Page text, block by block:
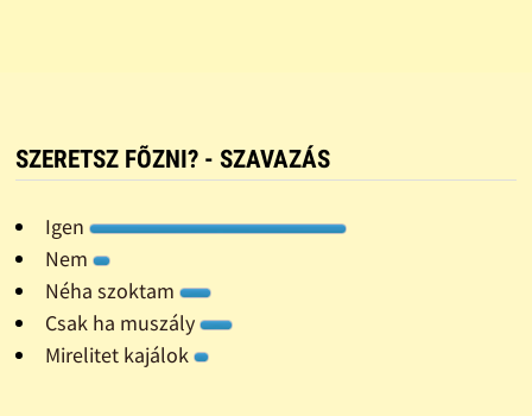
SZERETSZ FÕZNI? - SZAVAZÁS
Igen
Nem
Néha szoktam
Csak ha muszály
Mirelitet kajálok